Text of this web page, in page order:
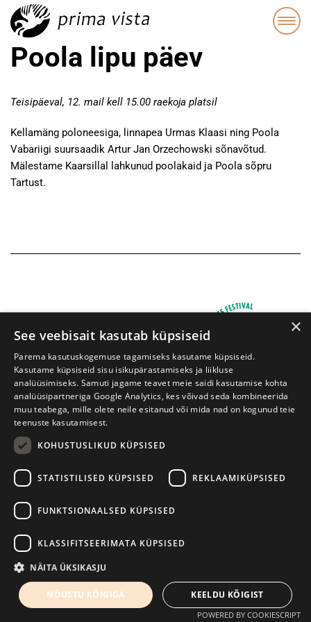
Poola lipu päev
Teisipäeval, 12. mail kell 15.00 raekoja platsil
Kellamäng poloneesiga, linnapea Urmas Klaasi ning Poola
Vabariigi suursaadik Artur Jan Orzechowski sõnavõtud.
Mälestame Kaarsillal lahkunud poolakaid ja Poola sõpru
Tartust.
Prima Vista kirjandusfestival
×
See veebisait kasutab küpsiseid
Parema kasutuskogemuse tagamiseks kasutame küpsiseid.
Kasutame küpsiseid sisu isikupärastamiseks ja liikluse
analüüsimiseks. Samuti jagame teavet meie saidi kasutamise kohta
analüüsipartneriga Google Analytics, kes võivad seda kombineerida
muu teabega, mille olete neile esitanud või mida nad on kogunud teie
teenuste kasutamisest.
KOHUSTUSLIKUD KÜPSISED
STATISTILISED KÜPSISED REKLAAMIKÜPSISED
FUNKTSIONAALSED KÜPSISED
KLASSIFITSEERIMATA KÜPSISED
NÄITA ÜKSIKASJU
NÕUSTU KÕIGIGA KEELDU KÕIGIST
POWERED BY COOKIESCRIPT